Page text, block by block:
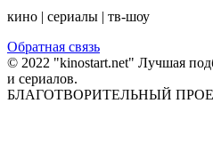
кино | сериалы | тв-шоу
Обратная связь
© 2022 "kinostart.net" Лучшая
и сериалов.
БЛАГОТВОРИТЕЛЬНЫЙ